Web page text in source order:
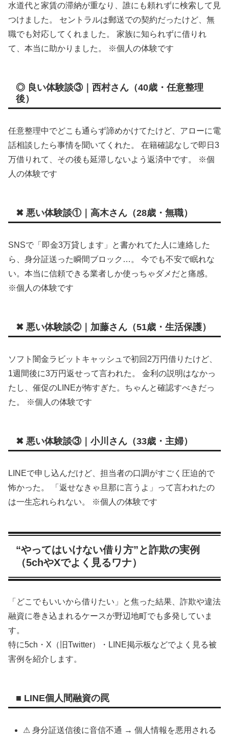
水道代と家賃の滞納が重なり、誰にも頼れずに検索して見
つけました。 セントラルは郵送での契約だったけど、無
職でも対応してくれました。 家族に知られずに借りれ
て、本当に助かりました。 ※個人の体験です
◎ 良い体験談③｜西村さん（40歳・任意整理
後）
任意整理中でどこも通らず諦めかけてたけど、アローに電
話相談したら事情を聞いてくれた。 在籍確認なしで即日3
万借りれて、その後も延滞しないよう返済中です。 ※個
人の体験です
✖ 悪い体験談①｜高木さん（28歳・無職）
SNSで「即金3万貸します」と書かれてた人に連絡した
ら、身分証送った瞬間ブロック…。 今でも不安で眠れな
い。本当に信頼できる業者しか使っちゃダメだと痛感。
※個人の体験です
✖ 悪い体験談②｜加藤さん（51歳・生活保護）
ソフト闇金ラビットキャッシュで初回2万円借りたけど、
1週間後に3万円返せって言われた。 金利の説明はなかっ
たし、催促のLINEが怖すぎた。ちゃんと確認すべきだっ
た。 ※個人の体験です
✖ 悪い体験談③｜小川さん（33歳・主婦）
LINEで申し込んだけど、担当者の口調がすごく圧迫的で
怖かった。 「返せなきゃ旦那に言うよ」って言われたの
は一生忘れられない。 ※個人の体験です
“やってはいけない借り方”と詐欺の実例
（5chやXでよく見るワナ）
「どこでもいいから借りたい」と焦った結果、詐欺や違法
融資に巻き込まれるケースが野辺地町でも多発していま
す。
特に5ch・X（旧Twitter）・LINE掲示板などでよく見る被
害例を紹介します。
■ LINE個人間融資の罠
⚠ 身分証送信後に音信不通 → 個人情報を悪用される